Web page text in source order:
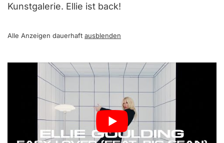
Kunstgalerie. Ellie ist back!
Alle Anzeigen dauerhaft ausblenden